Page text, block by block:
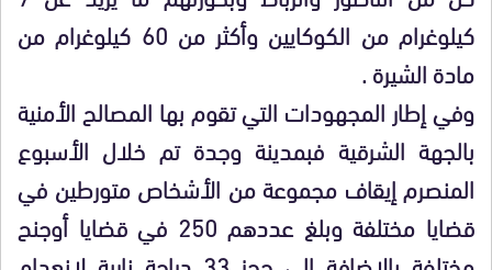
كيلوغرام من الكوكايين وأكثر من 60 كيلوغرام من
مادة الشيرة .
وفي إطار المجهودات التي تقوم بها المصالح الأمنية
بالجهة الشرقية فبمدينة وجدة تم خلال الأسبوع
المنصرم إيقاف مجموعة من الأشخاص متورطين في
قضايا مختلفة وبلغ عددهم 250 في قضايا أوجنح